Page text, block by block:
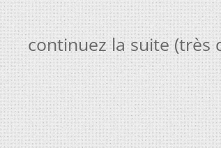
continuez la suite (très